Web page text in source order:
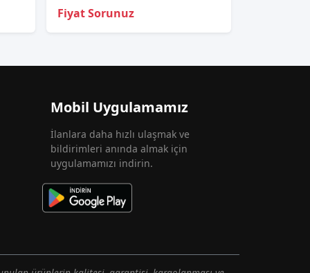
Fiyat Sorunuz
Mobil Uygulamamız
İlanlara daha hızlı ulaşmak ve
bildirimleri anında almak için
uygulamamızı indirin.